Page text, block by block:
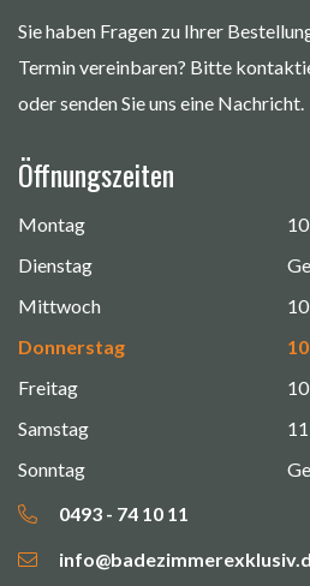
Sie haben Fragen zu Ihrer
Termin vereinbaren? Bitte
oder senden Sie uns eine Nachricht.
Öffnungszeiten
Montag
Dienstag
Mittwoch
Donnerstag
Freitag
Samstag
Sonntag
0493 - 74 10 11